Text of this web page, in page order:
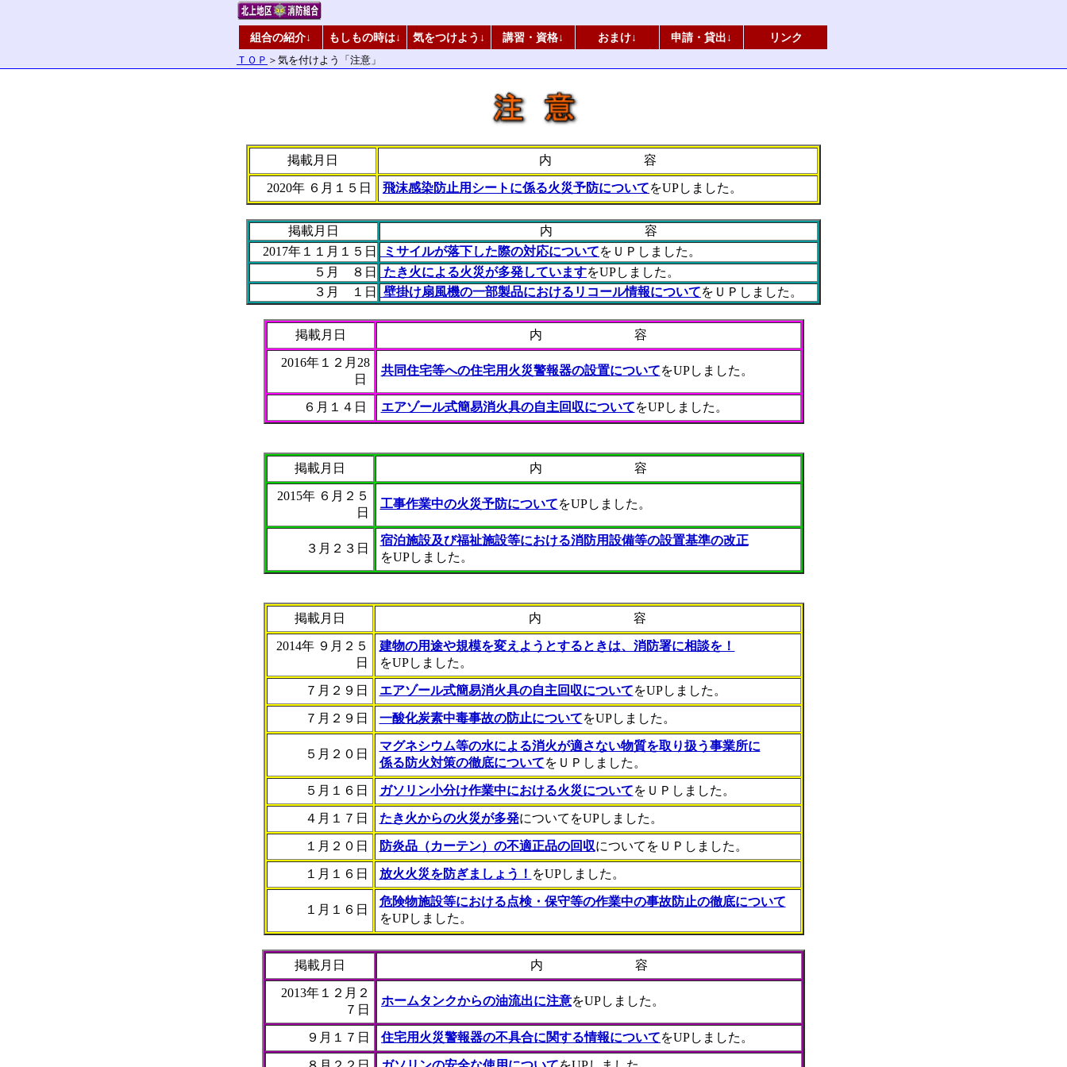
組合の紹介↓ もしもの時は↓ 気をつけよう↓ 講習・資格↓ おまけ↓ 申請・貸出↓ リンク
ＴＯＰ ＞気を付けよう「注意」
掲載月日 内 容
2020年 ６月１５日 飛沫感染防止用シートに係る火災予防についてをUPしました。
掲載月日
内 容
2017年１１月１５日
ミサイルが落下した際の対応についてをＵＰしました。
５月 ８日
たき火による火災が多発していますをUPしました。
３月 １日
壁掛け扇風機の一部製品におけるリコール情報についてをＵＰしました。
掲載月日 内 容
2016年１２月28
日
共同住宅等への住宅用火災警報器の設置についてをUPしました。
６月１４日 エアゾール式簡易消火具の自主回収についてをUPしました。
掲載月日 内 容
2015年 ６月２５
日
工事作業中の火災予防についてをUPしました。
３月２３日
宿泊施設及び福祉施設等における消防用設備等の設置基準の改正
をUPしました。
掲載月日 内 容
2014年 ９月２５
日
建物の用途や規模を変えようとするときは、消防署に相談を！
をUPしました。
７月２９日 エアゾール式簡易消火具の自主回収についてをUPしました。
７月２９日 一酸化炭素中毒事故の防止についてをUPしました。
５月２０日
マグネシウム等の水による消火が適さない物質を取り扱う事業所に
係る防火対策の徹底についてをＵＰしました。
５月１６日 ガソリン小分け作業中における火災についてをＵＰしました。
４月１７日 たき火からの火災が多発についてをUPしました。
１月２０日 防炎品（カーテン）の不適正品の回収についてをＵＰしました。
１月１６日 放火火災を防ぎましょう！ をUPしました。
１月１６日
危険物施設等における点検・保守等の作業中の事故防止の徹底について
をUPしました。
掲載月日 内 容
2013年１２月２
７日
ホームタンクからの油流出に注意をUPしました。
９月１７日 住宅用火災警報器の不具合に関する情報についてをUPしました。